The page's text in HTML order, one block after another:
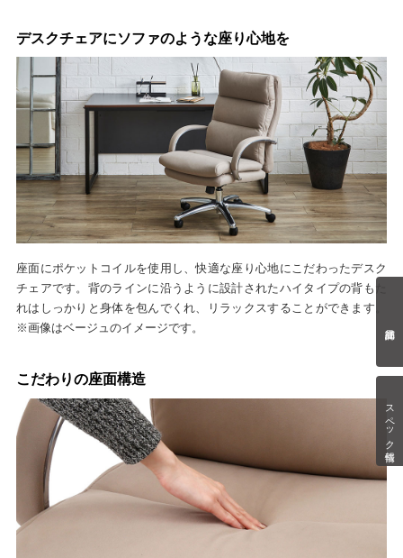
スペック情報
デスクチェアにソファのような座り心地を
座面にポケットコイルを使用し、快適な座り心地にこだわったデスク
チェアです。背のラインに沿うように設計されたハイタイプの背もた
れはしっかりと身体を包んでくれ、リラックスすることができます。
※画像はベージュのイメージです。
こだわりの座面構造